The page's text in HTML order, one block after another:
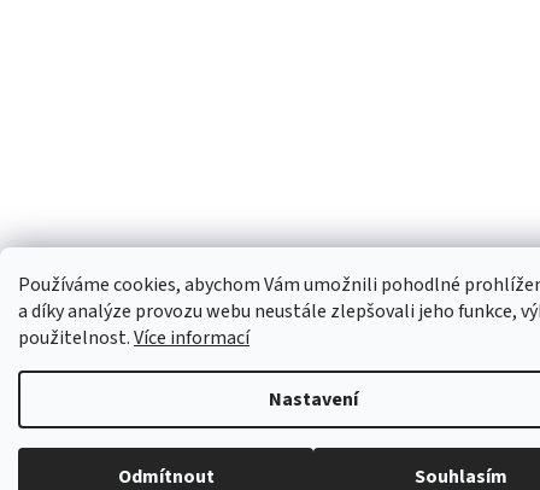
Používáme cookies, abychom Vám umožnili pohodlné
a díky analýze provozu webu neustále zlepšovali jeho funkce,
použitelnost.Více informací
Nastavení
Odmítnout Souhlasím